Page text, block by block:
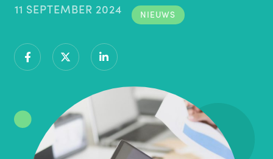
11 SEPTEMBER 2024 NIEUWS